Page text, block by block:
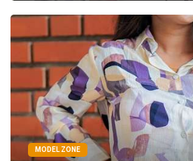
MODEL ZONE